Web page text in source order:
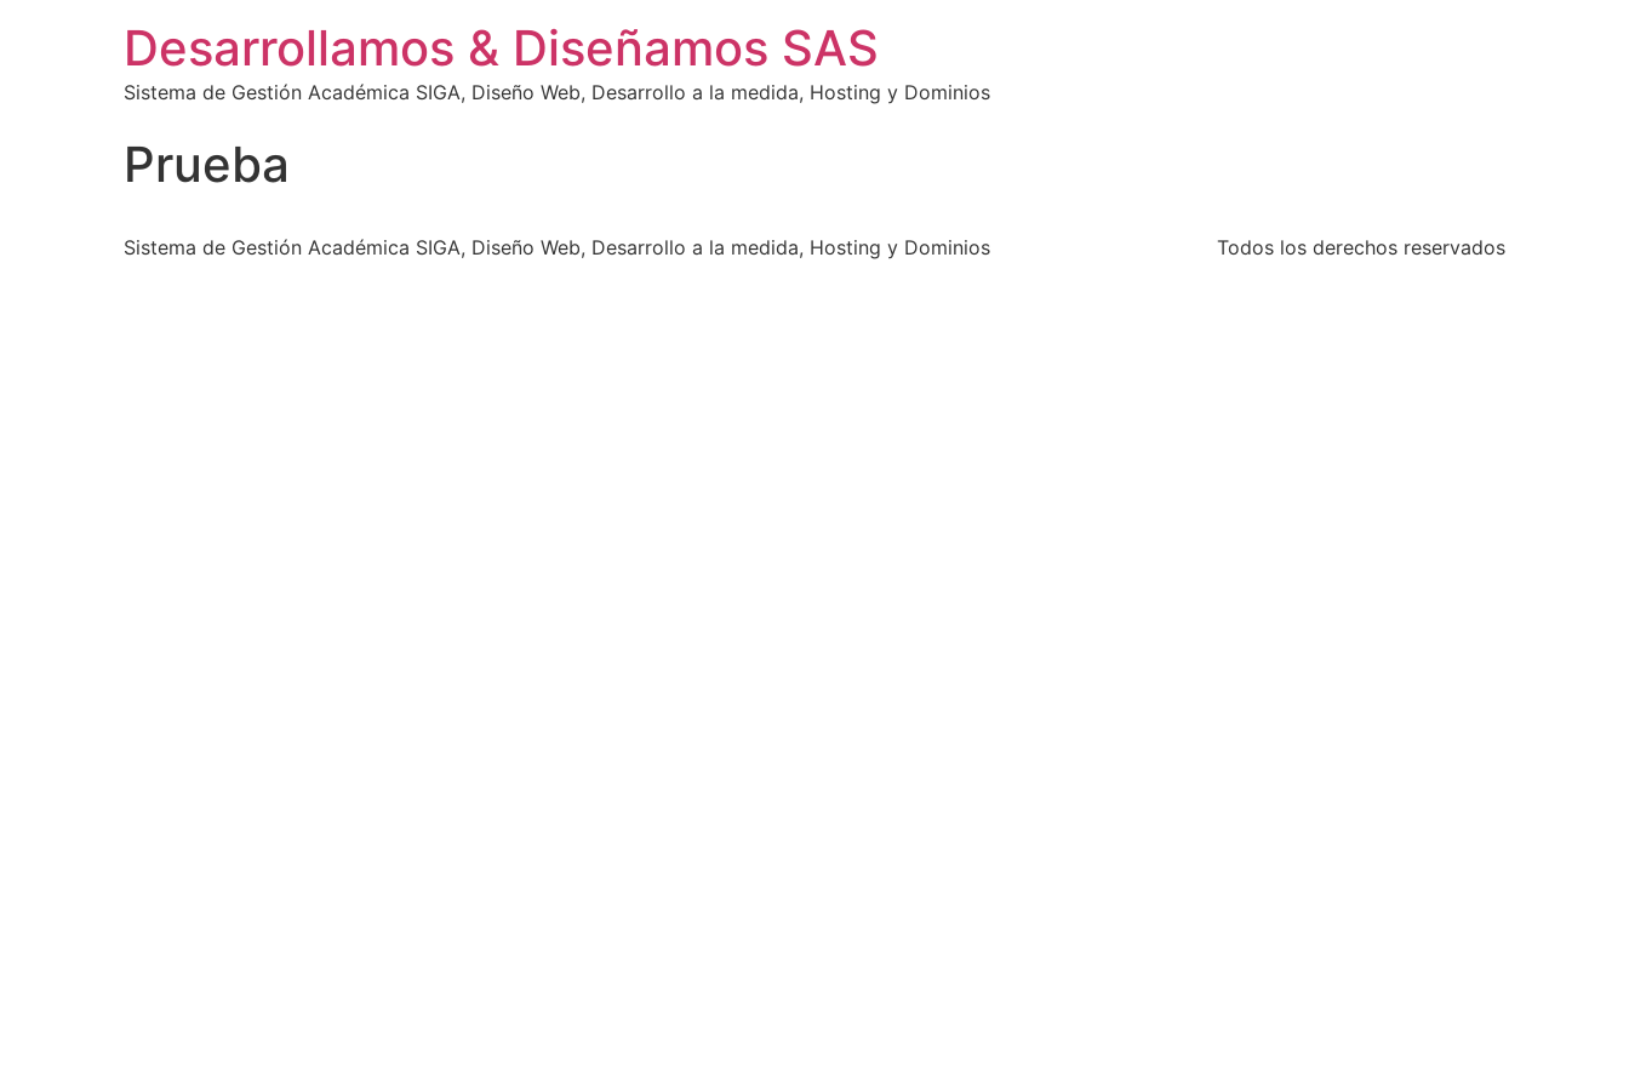
Desarrollamos & Diseñamos SAS
Sistema de Gestión Académica SIGA, Diseño Web, Desarrollo a la medida, Hosting y Dominios
Prueba
Sistema de Gestión Académica SIGA, Diseño Web, Desarrollo a la medida, Hosting y Dominios Todos los derechos reservados